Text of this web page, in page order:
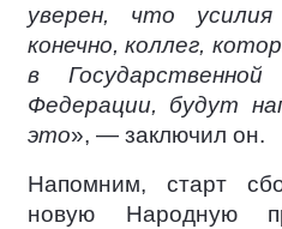
уверен, что
конечно, коллег,
в
Федерации, будут
это», — заключил он.
Напомним, старт
новую Народную